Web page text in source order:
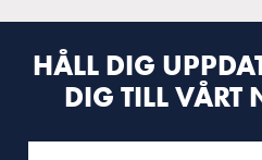
HÅLL DIG
DIG TILL VÅRT